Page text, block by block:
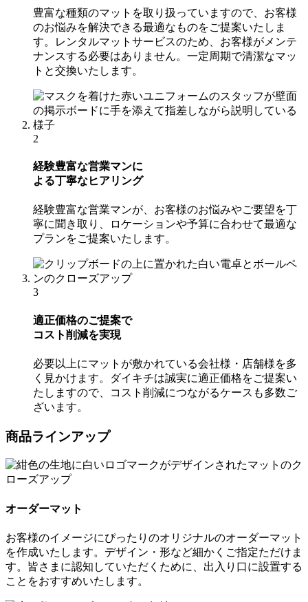
豊富な種類のマットを取り扱っていますので、お客様
のお悩みを解決できる最適なものをご提案いたしま
す。レンタルマットサービスのため、お客様がメンテ
ナンスする必要はありません。一定周期で清潔なマッ
トと交換いたします。
2
経験豊富な営業マンに
よる丁寧なヒアリング
経験豊富な営業マンが、お客様のお悩みやご要望を丁
寧に聞き取り、ロケーションや予算に合わせて最適な
プランをご提案いたします。
3
適正価格のご提案で
コスト削減を実現
必要以上にマットが敷かれている会社様・店舗様を多
く見かけます。ダイキチは誠実に適正価格をご提案い
たしますので、コスト削減につながるケースも多数ご
ざいます。
商品ラインアップ
オーダーマット
お客様のイメージにぴったりのオリジナルのオーダーマット
を作成いたします。デザイン・形など細かくご指定ただけま
す。皆さまに認知していただくために、出入り口に設置する
ことをおすすめいたします。